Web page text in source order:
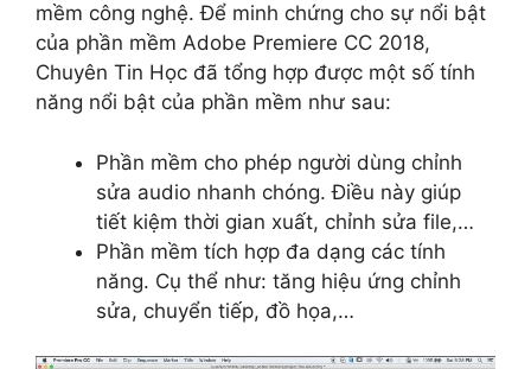
mềm công nghệ. Để minh chứng cho sự nổi bật
của phần mềm Adobe Premiere CC 2018,
Chuyên Tin Học đã tổng hợp được một số tính
năng nổi bật của phần mềm như sau:
Phần mềm cho phép người dùng chỉnh
sửa audio nhanh chóng. Điều này giúp
tiết kiệm thời gian xuất, chỉnh sửa file,…
Phần mềm tích hợp đa dạng các tính
năng. Cụ thể như: tăng hiệu ứng chỉnh
sửa, chuyển tiếp, đồ họa,…